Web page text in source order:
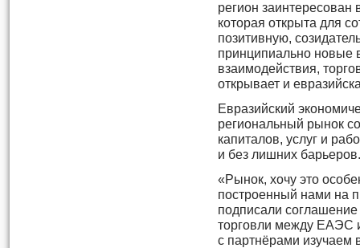
регион
которая открыта для
позитивную,
принципиально новые
взаимодействия,
открывает и
Евразийский
региональный рынок
капиталов, услуг и
и без лишних барьеров.
«Рынок, хочу это
построенный нами на
подписали
торговли между ЕАЭС
с партнёрами изучаем